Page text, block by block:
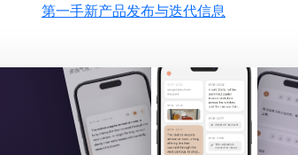
第一手新产品发布与迭代信息